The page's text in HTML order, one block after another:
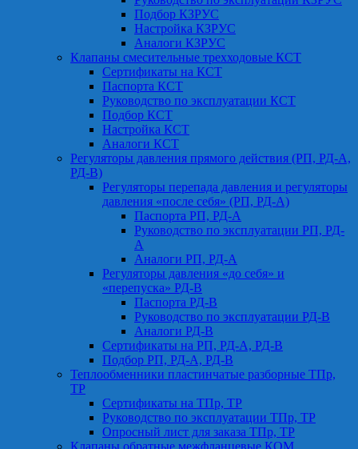
Подбор КЗРУС
Настройка КЗРУС
Аналоги КЗРУС
Клапаны смесительные трехходовые КСТ
Сертификаты на КСТ
Паспорта КСТ
Руководство по эксплуатации КСТ
Подбор КСТ
Настройка КСТ
Аналоги КСТ
Регуляторы давления прямого действия (РП, РД-А,
РД-В)
Регуляторы перепада давления и регуляторы
давления «после себя» (РП, РД-А)
Паспорта РП, РД-А
Руководство по эксплуатации РП, РД-
А
Аналоги РП, РД-А
Регуляторы давления «до себя» и
«перепуска» РД-В
Паспорта РД-В
Руководство по эксплуатации РД-В
Аналоги РД-В
Сертификаты на РП, РД-А, РД-В
Подбор РП, РД-А, РД-В
Теплообменники пластинчатые разборные ТПр,
ТР
Сертификаты на ТПр, ТР
Руководство по эксплуатации ТПр, ТР
Опросный лист для заказа ТПр, ТР
Клапаны обратные межфланцевые КОМ